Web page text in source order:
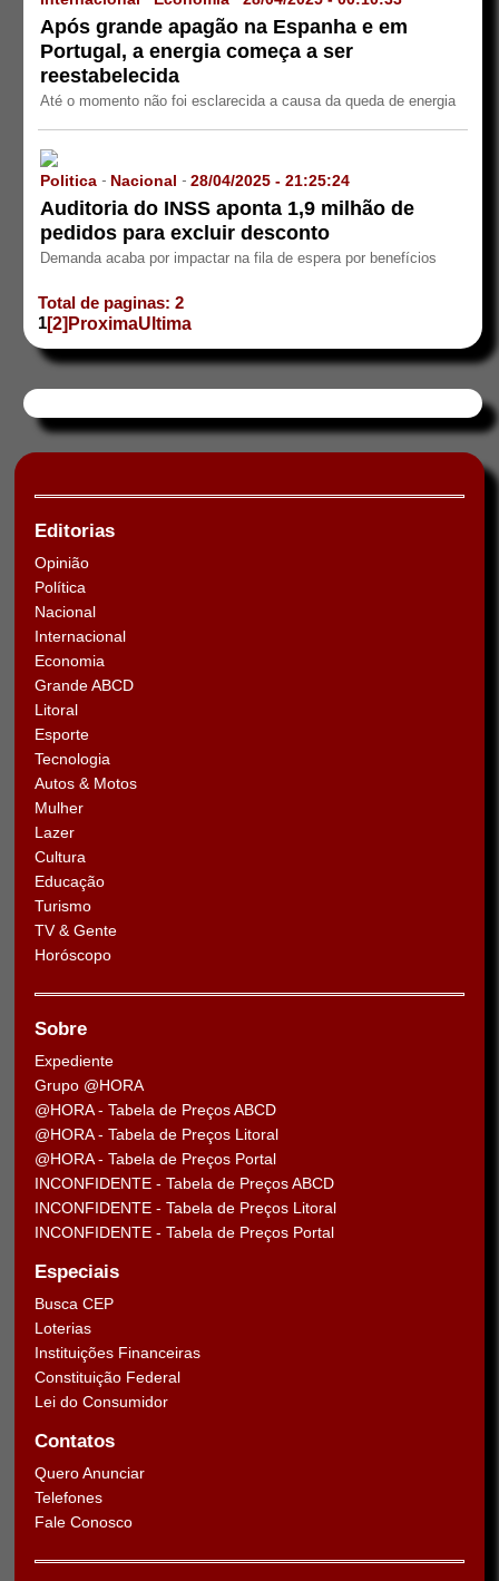
Após grande apagão na Espanha e em
Portugal, a energia começa a ser
reestabelecida
Até o momento não foi esclarecida a causa da queda de energia
Politica- Nacional-28/04/2025 - 21:25:24
Auditoria do INSS aponta 1,9 milhão de
pedidos para excluir desconto
Demanda acaba por impactar na fila de espera por benefícios
Total de paginas: 2
1[2] ProximaUltima
Editorias
Opinião
Política
Nacional
Internacional
Economia
Grande ABCD
Litoral
Esporte
Tecnologia
Autos & Motos
Mulher
Lazer
Cultura
Educação
Turismo
TV & Gente
Horóscopo
Sobre
Expediente
Grupo @HORA
@HORA - Tabela de Preços ABCD
@HORA - Tabela de Preços Litoral
@HORA - Tabela de Preços Portal
INCONFIDENTE - Tabela de Preços ABCD
INCONFIDENTE - Tabela de Preços Litoral
INCONFIDENTE - Tabela de Preços Portal
Especiais
Busca CEP
Loterias
Instituições Financeiras
Constituição Federal
Lei do Consumidor
Contatos
Quero Anunciar
Telefones
Fale Conosco